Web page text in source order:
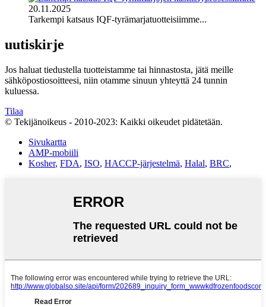
20.11.2025
Tarkempi katsaus IQF-tyrämarjatuotteisiimme...
uutiskirje
Jos haluat tiedustella tuotteistamme tai hinnastosta, jätä meille
sähköpostiosoitteesi, niin otamme sinuun yhteyttä 24 tunnin
kuluessa.
Tilaa
© Tekijänoikeus - 2010-2023: Kaikki oikeudet pidätetään.
Sivukartta
AMP-mobiili
Kosher, FDA, ISO, HACCP-järjestelmä, Halal, BRC,